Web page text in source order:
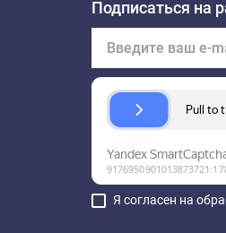
Подписаться на
Я согласен на